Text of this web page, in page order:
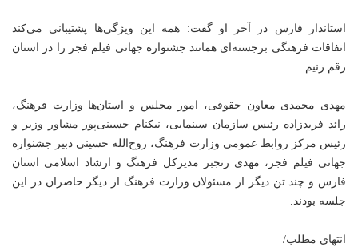
استاندار فارس در آخر او گفت: همه این ویژگی‌ها پشتیبانی می‌کند
اتفاقات فرهنگی برجسته‌ای همانند جشنواره جهانی فیلم فجر را در استان
رقم‌ زنیم.
مهدی محمدی معاون حقوقی، امور مجلس و استان‌ها وزارت فرهنگ،
رائد فریدزاده رئیس سازمان سینمایی، نیکنام حسینی‌پور مشاور وزیر و
رئیس مرکز روابط عمومی وزارت فرهنگ، روح‌الله حسینی دبیر جشنواره
جهانی فیلم فجر، مهدی رنجبر مدیرکل فرهنگ و ارشاد اسلامی استان
فارس و چند تن دیگر از مسئولان وزارت فرهنگ از دیگر حاضران در این
جلسه بودند.
انتهای مطلب/